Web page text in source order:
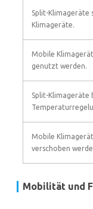
Split-Klimageräte
Klimageräte.
Mobile
genutzt werden.
Split-Klimageräte
Mobile
verschoben
Mobilität und